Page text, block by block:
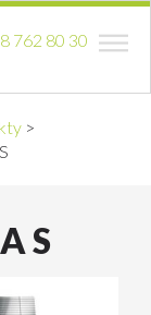
762 80 30
>
S